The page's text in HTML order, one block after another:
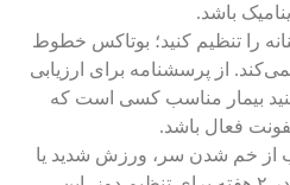
باشد.
را تنظیم کنید؛ بوتاکس خطوط
از پرسشنامه برای ارزیابی
بیمار مناسب کسی است که
فعال باشد.
از خم شدن سر، ورزش شدید یا